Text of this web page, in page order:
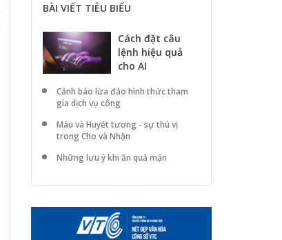
BÀI VIẾT TIÊU BIỂU
Cách đặt câu
lệnh hiệu quả
cho AI
Cảnh báo lừa đảo hình thức tham
gia dịch vụ công
Máu và Huyết tương - sự thú vị
trong Cho và Nhận
Những lưu ý khi ăn quả mận